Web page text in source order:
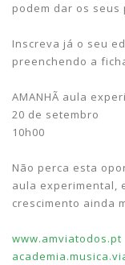
podem dar os seus
Inscreva já o seu
preenchendo a
AMANHÃ aula
20 de setembro
10h00
Não perca esta
aula experimental,
crescimento ainda
www.amviatodos.pt